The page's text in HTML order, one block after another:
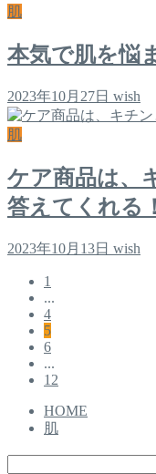
肌
本気で肌を悩
2023年10月27日 wish
肌
ケア商品は、
答えてくれる！
2023年10月13日 wish
1
...
4
5
6
...
12
HOME
肌